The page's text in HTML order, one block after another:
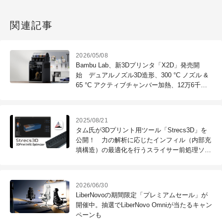
関連記事
2026/05/08
Bambu Lab、新3Dプリンタ「X2D」発売開
始 デュアルノズル3D造形、300 °C ノズル &
65 °C アクティブチャンバー加熱、12万6千円
2025/08/21
タム氏が3Dプリント用ツール「Strecs3D」を
公開！ 力の解析に応じたインフィル（内部充
填構造）の最適化を行うスライサー前処理ソフ
2026/06/30
LiberNovoの期間限定「プレミアムセール」が
開催中。抽選でLiberNovo Omniが当たるキャン
ペーンも